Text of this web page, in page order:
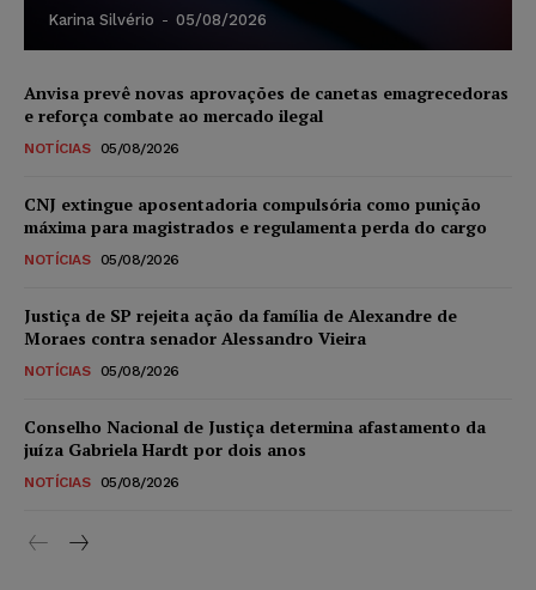
Karina Silvério - 05/08/2026
Anvisa prevê novas aprovações de canetas emagrecedoras
e reforça combate ao mercado ilegal
NOTÍCIAS 05/08/2026
CNJ extingue aposentadoria compulsória como punição
máxima para magistrados e regulamenta perda do cargo
NOTÍCIAS 05/08/2026
Justiça de SP rejeita ação da família de Alexandre de
Moraes contra senador Alessandro Vieira
NOTÍCIAS 05/08/2026
Conselho Nacional de Justiça determina afastamento da
juíza Gabriela Hardt por dois anos
NOTÍCIAS 05/08/2026